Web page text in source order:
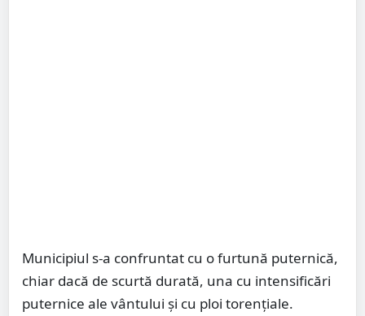
Municipiul s-a confruntat cu o furtună puternică,
chiar dacă de scurtă durată, una cu intensificări
puternice ale vântului și cu ploi torențiale.